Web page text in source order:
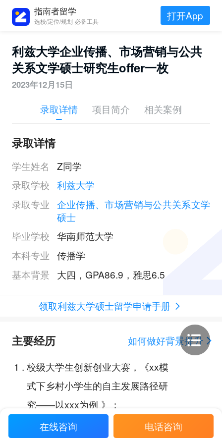
指南者留学
选校/定位/规划 必备工具 打开App
利兹大学企业传播、市场营销与公共
关系文学硕士研究生offer一枚
2023年12月15日
录取详情 项目简介 相关案例
录取详情
学生姓名
Z同学
录取学校 利兹大学
录取专业 企业传播、市场营销与公共关系文学
硕士
毕业学校 华南师范大学
本科专业 传播学
基本背景
大四，GPA86.9，雅思6.5
领取利兹大学硕士留学申请手册
主要经历
如何做好背景提升
1 . 校级大学生创新创业大赛，《xx模
式下乡村小学生的自主发展路径研
究——以xxx为例 》；
14届全国大学生广告艺术大赛；
在线咨询 电话咨询